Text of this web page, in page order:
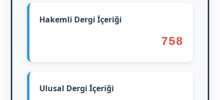
Hakemli Dergi İçeriği
758
Ulusal Dergi İçeriği